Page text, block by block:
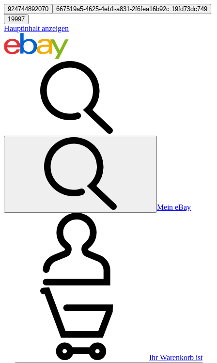
924744892070
667519a5-4625-4eb1-a831-2f6fea16b92c:19fd73dc749
19997
Hauptinhalt anzeigen
Mein eBay
Ihr Warenkorb ist